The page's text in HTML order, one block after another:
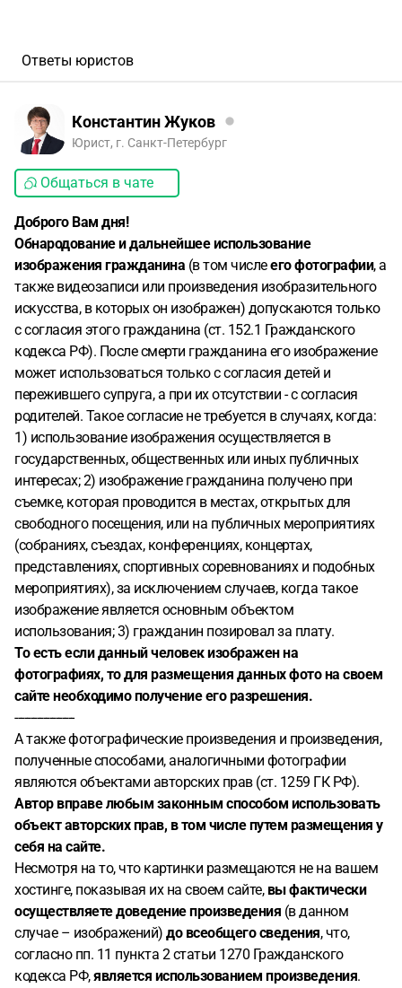
Скажите, что мне будет, если я не удалю со своего сайта
разрешения.
Ответы юристов
Константин Жуков
Юрист, г. Санкт-Петербург
Общаться в чате
Доброго Вам дня!
Обнародование и дальнейшее использование
изображения гражданина (в том числеего фотографии, а
также видеозаписи или произведения изобразительного
искусства, в которых он изображен) допускаются только
с согласия этого гражданина (ст. 152.1 Гражданского
кодекса РФ). После смерти гражданина его изображение
может использоваться только с согласия детей и
пережившего супруга, а при их отсутствии - с согласия
родителей. Такое согласие не требуется в случаях, когда:
1) использование изображения осуществляется в
государственных, общественных или иных публичных
интересах; 2) изображение гражданина получено при
съемке, которая проводится в местах, открытых для
свободного посещения, или на публичных мероприятиях
(собраниях, съездах, конференциях, концертах,
представлениях, спортивных соревнованиях и подобных
мероприятиях), за исключением случаев, когда такое
изображение является основным объектом
использования; 3) гражданин позировал за плату.
То есть если данный человек изображен на
фотографиях, то для размещения данных фото на своем
сайте необходимо получение его разрешения.
-------------------
А также фотографические произведения и произведения,
полученные способами, аналогичными фотографии
являются объектами авторских прав (ст. 1259 ГК РФ).
Автор вправе любым законным способом использовать
объект авторских прав, в том числе путем размещения у
себя на сайте.
Несмотря на то, что картинки размещаются не на вашем
хостинге, показывая их на своем сайте, вы фактически
осуществляете доведение произведения (в данном
случае – изображений) до всеобщего сведения, что,
согласно пп. 11 пункта 2 статьи 1270 Гражданского
кодекса РФ,является использованием произведения.